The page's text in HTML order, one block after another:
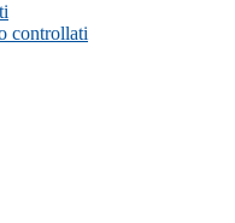
controllati